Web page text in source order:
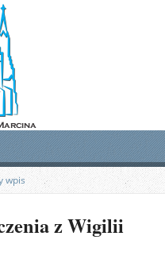
wpis
z Wigilii